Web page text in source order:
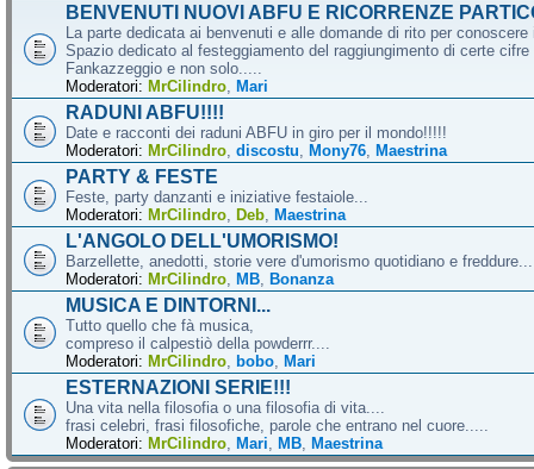
BENVENUTI NUOVI ABFU E RICORRENZE
La parte dedicata ai benvenuti e alle domande di rito per
Spazio dedicato al festeggiamento del raggiungimento di certe cifre
Fankazzeggio e non solo.....
Moderatori: MrCilindro Mari
RADUNI ABFU!!!!
Date e racconti dei raduni ABFU in giro per il mondo!!!!!
Moderatori: MrCilindro discostu Mony76 Maestrina
PARTY & FESTE
Feste, party danzanti e iniziative festaiole...
Moderatori: MrCilindro Deb Maestrina
L'ANGOLO DELL'UMORISMO!
Barzellette, anedotti, storie vere d'umorismo quotidiano e
Moderatori: MrCilindro MB Bonanza
MUSICA E DINTORNI...
Tutto quello che fà musica,
compreso il calpestiò della powderrr....
Moderatori: MrCilindro bobo Mari
ESTERNAZIONI SERIE!!!
Una vita nella filosofia o una filosofia di vita....
frasi celebri, frasi filosofiche, parole che entrano nel cuore.....
Moderatori: MrCilindro Mari MB Maestrina